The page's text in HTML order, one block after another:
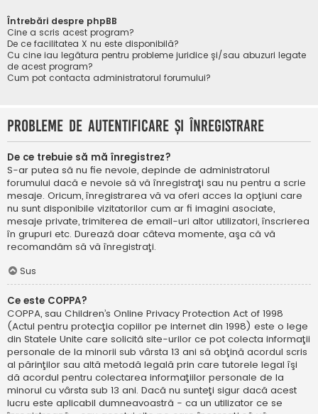
Întrebări despre phpBB
Cine a scris acest program?
De ce facilitatea X nu este disponibilă?
Cu cine iau legătura pentru probleme juridice şi/sau abuzuri legate
de acest program?
Cum pot contacta administratorul forumului?
Probleme de autentificare şi înregistrare
De ce trebuie să mă înregistrez?
S-ar putea să nu fie nevoie, depinde de administratorul
forumului dacă e nevoie să vă înregistraţi sau nu pentru a scrie
mesaje. Oricum, înregistrarea vă va oferi acces la opţiuni care
nu sunt disponibile vizitatorilor cum ar fi imagini asociate,
mesaje private, trimiterea de email-uri altor utilizatori, înscrierea
în grupuri etc. Durează doar câteva momente, aşa că vă
recomandăm să vă înregistraţi.
Sus
Ce este COPPA?
COPPA, sau Children’s Online Privacy Protection Act of 1998
(Actul pentru protecţia copiilor pe internet din 1998) este o lege
din Statele Unite care solicită site-urilor ce pot colecta informaţii
personale de la minorii sub vârsta 13 ani să obţină acordul scris
al părinţilor sau altă metodă legală prin care tutorele legal îşi
dă acordul pentru colectarea informaţiilor personale de la
minorul cu vârsta sub 13 ani. Dacă nu sunteţi sigur dacă acest
lucru este aplicabil dumneavoastră - ca un utilizator ce se